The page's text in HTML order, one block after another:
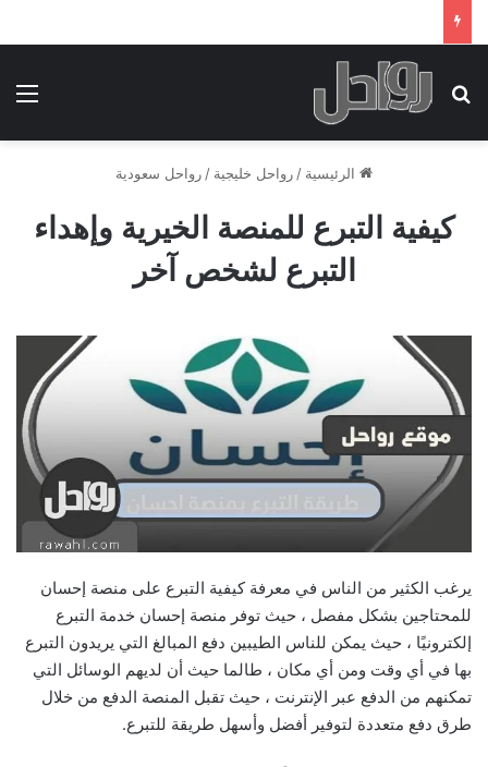
بحث عن
الرئيسية / رواحل خليجية / رواحل سعودية
كيفية التبرع للمنصة الخيرية وإهداء
التبرع لشخص آخر
يرغب الكثير من الناس في معرفة كيفية التبرع على منصة إحسان
للمحتاجين بشكل مفصل ، حيث توفر منصة إحسان خدمة التبرع
إلكترونيًا ، حيث يمكن للناس الطيبين دفع المبالغ التي يريدون التبرع
بها في أي وقت ومن أي مكان ، طالما حيث أن لديهم الوسائل التي
تمكنهم من الدفع عبر الإنترنت ، حيث تقبل المنصة الدفع من خلال
طرق دفع متعددة لتوفير أفضل وأسهل طريقة للتبرع.